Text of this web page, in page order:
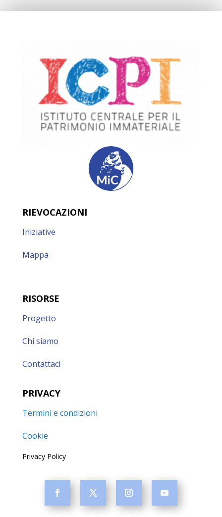
RIEVOCAZIONI
Iniziative
Mappa
RISORSE
Progetto
Chi siamo
Contattaci
PRIVACY
Termini e condizioni
Cookie
Privacy Policy